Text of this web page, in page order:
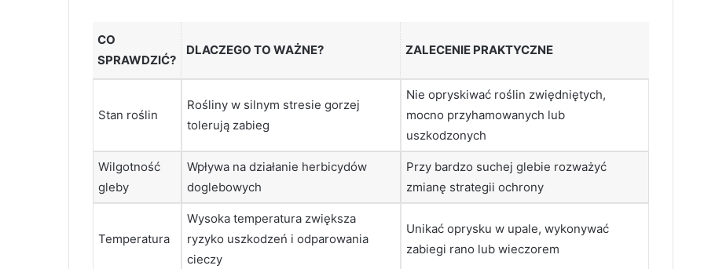
CO
SPRAWDZIĆ?
DLACZEGO TO WAŻNE? ZALECENIE PRAKTYCZNE
Stan roślin
Rośliny w silnym stresie gorzej
tolerują zabieg
Nie opryskiwać roślin zwiędniętych,
mocno przyhamowanych lub
uszkodzonych
Wilgotność
gleby
Wpływa na działanie herbicydów
doglebowych
Przy bardzo suchej glebie rozważyć
zmianę strategii ochrony
Temperatura
Wysoka temperatura zwiększa
ryzyko uszkodzeń i odparowania
cieczy
Unikać oprysku w upale, wykonywać
zabiegi rano lub wieczorem